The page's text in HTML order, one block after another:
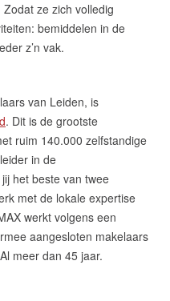
voor starters op
van
ze zich volledig
bemiddelen in de
z’n vak.
van Leiden, is
. Dit is de grootste
ruim 140.000 zelfstandige
in de
het beste van twee
met de lokale expertise
werkt volgens een
aangesloten makelaars
meer dan 45 jaar.